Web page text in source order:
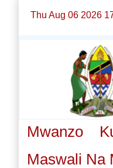
Thu Aug 06 2026
Mwanzo
Maswali Na